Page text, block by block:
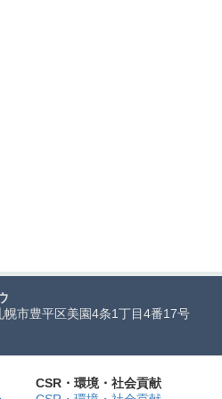
市豊平区美園4条1丁目4番17号
CSR・環境・社会貢献